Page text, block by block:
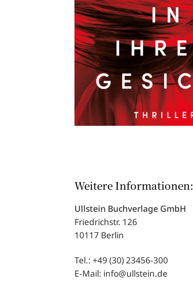
Weitere Informationen:
Ullstein Buchverlage GmbH
Friedrichstr. 126
10117 Berlin
Tel.: +49 (30) 23456-300
E-Mail: info@ullstein.de